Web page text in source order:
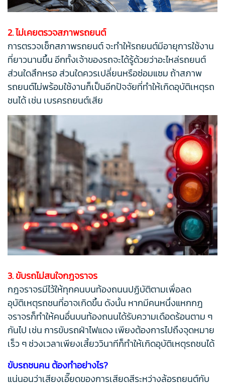
2. ไม่เคยตรวจสภาพรถยนต์
การตรวจเช็กสภาพรถยนต์ จะทำให้รถยนต์มีอายุการใช้งาน
ที่ยาวนานขึ้น อีกทั้งเจ้าของรถจะได้รู้ด้วยว่าอะไหล่รถยนต์
ส่วนใดสึกหรอ ส่วนใดควรเปลี่ยนหรือซ่อมแซม ถ้าสภาพ
รถยนต์ไม่พร้อมใช้งานก็เป็นอีกปัจจัยที่ทำให้เกิดอุบัติเหตุรถ
ชนได้ เช่น เบรครถยนต์เสีย
3. ขับรถไม่สนใจกฎจราจร
กฎจราจรมีไว้ให้ทุกคนบนท้องถนนปฏิบัติตามเพื่อลด
อุบัติเหตุรถชนที่อาจเกิดขึ้น ดังนั้น หากมีคนหนึ่งแหกกฎ
จราจรก็ทำให้คนอื่นบนท้องถนนได้รับความเดือดร้อนตาม ๆ
กันไป เช่น การขับรถฝ่าไฟแดง เพียงต้องการไปถึงจุดหมาย
เร็ว ๆ ช่วงเวลาเพียงเสี้ยววินาทีก็ทำให้เกิดอุบัติเหตุรถชนได้
ขับรถชนคน ต้องทำอย่างไร?
แน่นอนว่าเสียงเอี๊ยดของการเสียดสีระหว่างล้อรถยนต์กับ